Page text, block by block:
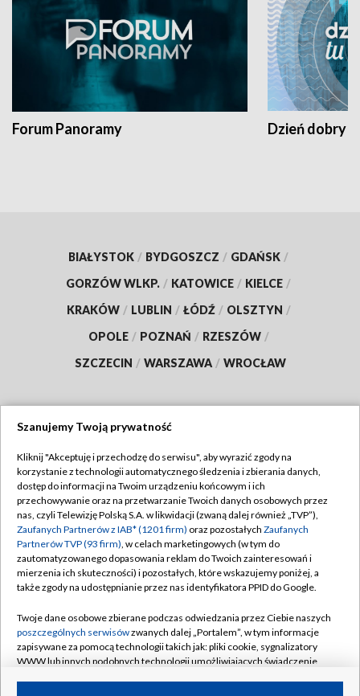
Forum Panoramy Dzień dobry
BIAŁYSTOK / BYDGOSZCZ / GDAŃSK /
GORZÓW WLKP. / KATOWICE / KIELCE /
KRAKÓW / LUBLIN / ŁÓDŹ / OLSZTYN /
OPOLE / POZNAŃ / RZESZÓW /
SZCZECIN / WARSZAWA / WROCŁAW
TVP
Abonament TVP
Emisja w TVP
Centrum informacji TVP
Naziemna Telewizja Cyfrowa
Rada Programowa
System NOS
Informacje o nadawcy
Regulamin TVP
Polityka prywatności
Moje zgody
Pomoc
Kontakt
Kanały
Szanujemy Twoją prywatność
Kliknij "Akceptuję i przechodzę do serwisu", aby wyrazić zgody na
korzystanie z technologii automatycznego śledzenia i zbierania danych,
dostęp do informacji na Twoim urządzeniu końcowym i ich
przechowywanie oraz na przetwarzanie Twoich danych osobowych przez
nas, czyli Telewizję Polską S.A. w likwidacji (zwaną dalej również „TVP”),
Zaufanych Partnerów z IAB* (1201 firm) oraz pozostałych Zaufanych
Partnerów TVP (93 firm), w celach marketingowych (w tym do
zautomatyzowanego dopasowania reklam do Twoich zainteresowań i
mierzenia ich skuteczności) i pozostałych, które wskazujemy poniżej, a
także zgody na udostępnianie przez nas identyfikatora PPID do Google.
Twoje dane osobowe zbierane podczas odwiedzania przez Ciebie naszych
poszczególnych serwisówzwanych dalej „Portalem”, w tym informacje
zapisywane za pomocą technologii takich jak: pliki cookie, sygnalizatory
WWW lub innych podobnych technologii umożliwiających świadczenie